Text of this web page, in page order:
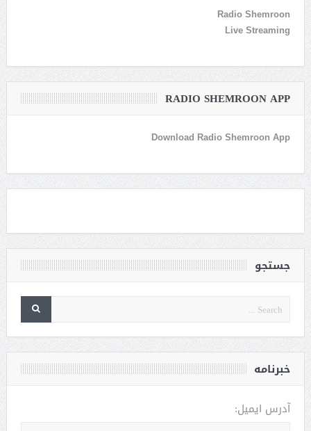
Radio Shemroon
Live Streaming
RADIO SHEMROON APP
Download Radio Shemroon App
جستجو
خبرنامه
آدرس ایمیل: